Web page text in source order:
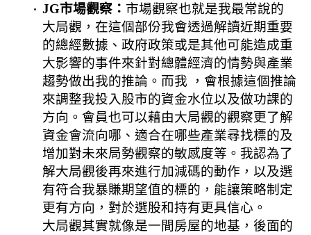
JG市場觀察： 市場觀察也就是我最常說的
大局觀，在這個部份我會透過解讀近期重要
的總經數據、政府政策或是其他可能造成重
大影響的事件來針對總體經濟的情勢與產業
趨勢做出我的推論。而我 ，會根據這個推論
來調整我投入股市的資金水位以及做功課的
方向。會員也可以藉由大局觀的觀察更了解
資金會流向哪、適合在哪些產業尋找標的及
增加對未來局勢觀察的敏感度等。我認為了
解大局觀後再來進行加減碼的動作，以及選
有符合我暴賺期望值的標的，能讓策略制定
更有方向，對於選股和持有更具信心。
大局觀其實就像是一間房屋的地基，後面的